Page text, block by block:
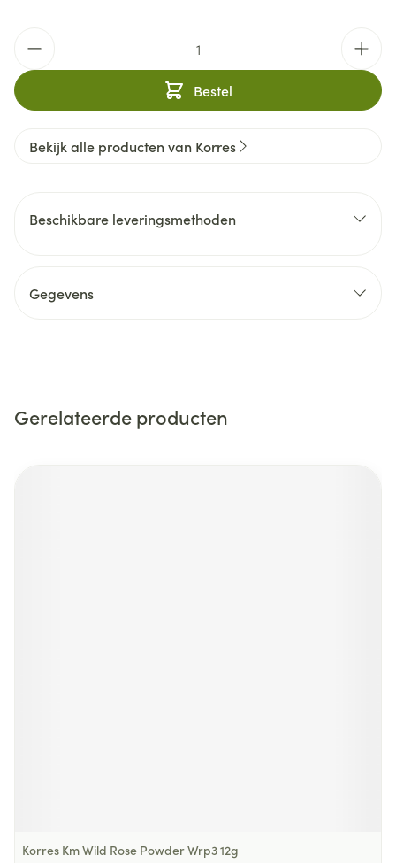
Bestel
Bekijk alle producten van Korres
Beschikbare leveringsmethoden
Gegevens
Gerelateerde producten
Korres Km Wild Rose Powder Wrp3 12g